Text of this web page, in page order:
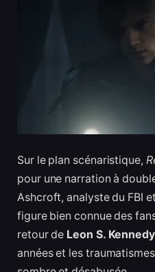
Sur le plan scénaristique,
pour une narration à
Ashcroft, analyste du FBI
figure bien connue des
retour de Leon S. Kennedy
années et les